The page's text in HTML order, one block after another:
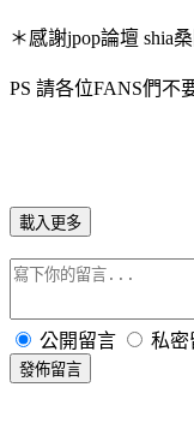
＊感謝jpop論壇 shia
PS 請各位FANS們不
載入更多
公開留言 私密
發佈留言